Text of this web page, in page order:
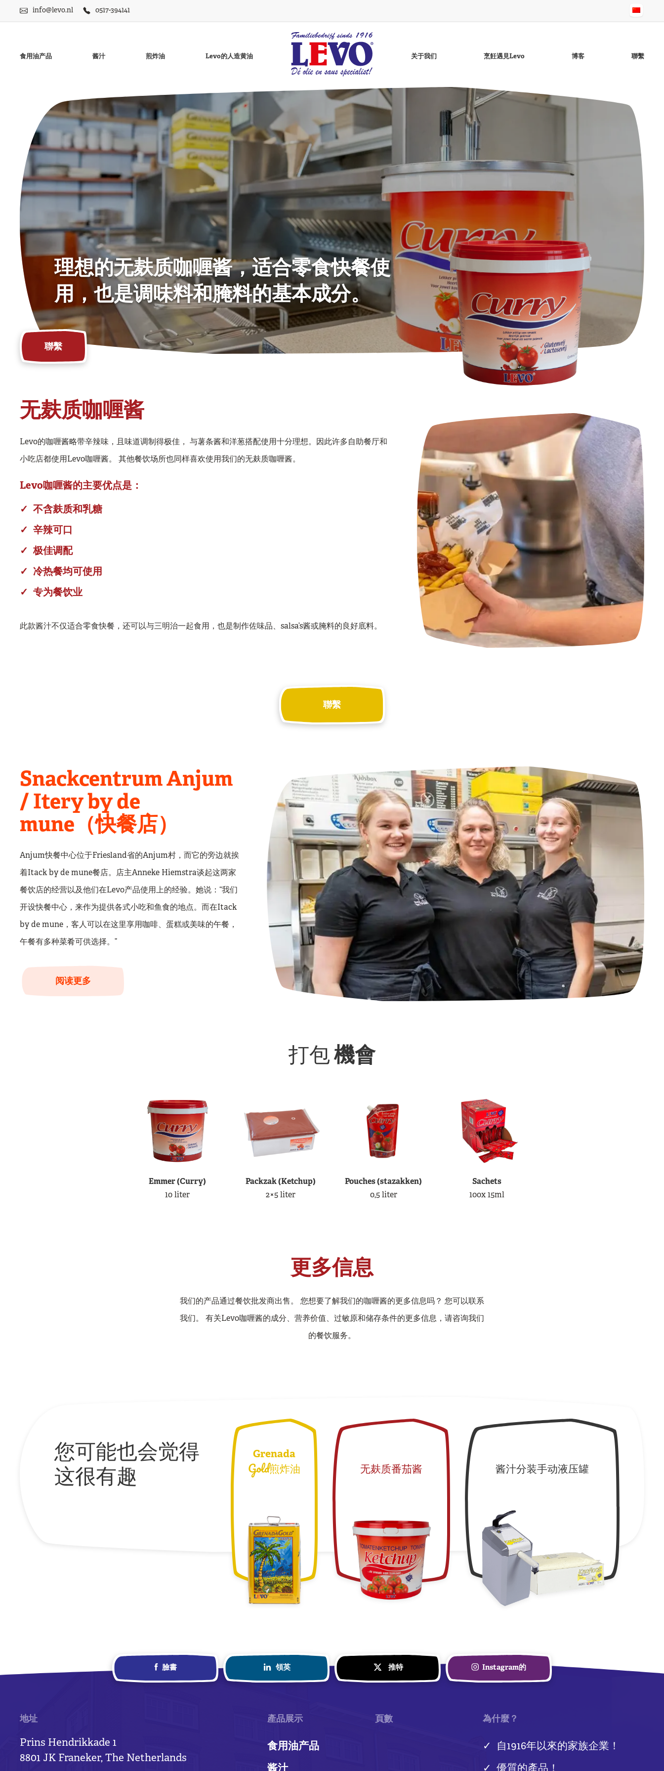
info@levo.nl 0517-394141
食用油产品
菜油 豆油 花生油 高油酸葵花籽油 Better煎油 芝麻油 Raapo菜籽油lie
酱汁
无麸质蛋黄酱
无麸质LevoNaise微
甜薯条酱
无麸质Frisia薯条酱 无麸质番茄酱 无麸质芥末酱 无麸质蒜香酱 无麸质鸡尾酒酱
煎炸油
Grenada Gold煎炸油 纯净炸油 明月牌炸油
Levo的人造黄油 关于我们 烹飪遇見Levo 博客 聯繫
理想的无麸质咖喱酱，适合零食快餐使
用，也是调味料和腌料的基本成分。
聯繫
无麸质咖喱酱
Levo的咖喱酱略带辛辣味，且味道调制得极佳， 与薯条酱和洋葱搭配使用十分理想。因此许多自助餐厅和
小吃店都使用Levo咖喱酱。 其他餐饮场所也同样喜欢使用我们的无麸质咖喱酱。
Levo咖喱酱的主要优点是：
不含麸质和乳糖
辛辣可口
极佳调配
冷热餐均可使用
专为餐饮业
此款酱汁不仅适合零食快餐，还可以与三明治一起食用，也是制作佐味品、salsa’s酱或腌料的良好底料。
聯繫
Snackcentrum Anjum
/ Itery by de
mune（快餐店）
Anjum快餐中心位于Friesland省的Anjum村，而它的旁边就挨
着Itack by de mune餐店。店主Anneke Hiemstra谈起这两家
餐饮店的经营以及他们在Levo产品使用上的经验。她说：“我们
开设快餐中心，来作为提供各式小吃和鱼食的地点。而在Itack
by de mune，客人可以在这里享用咖啡、蛋糕或美味的午餐，
午餐有多种菜肴可供选择。”
阅读更多
打包機會
Emmer (Curry)
10 liter
Packzak (Ketchup)
2×5 liter
Pouches (stazakken)
0,5 liter
Sachets
100x 15ml
更多信息
我们的产品通过餐饮批发商出售。 您想要了解我们的咖喱酱的更多信息吗？ 您可以联系
我们。 有关Levo咖喱酱的成分、营养价值、过敏原和储存条件的更多信息，请咨询我们
的餐饮服务。
您可能也会觉得
这很有趣
Grenada
Gold煎炸油 无麸质番茄酱 酱汁分装手动液压罐
臉書 領英 推特 Instagram的
地址
Prins Hendrikkade 1
8801 JK Franeker, The Netherlands
產品展示
食用油产品
頁數 為什麼？
自1916年以來的家族企業！